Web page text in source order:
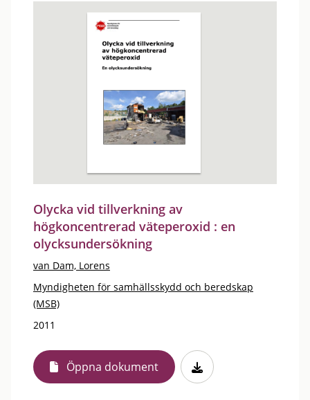
Olycka vid tillverkning av
högkoncentrerad väteperoxid : en
olycksundersökning
van Dam, Lorens
Myndigheten för samhällsskydd och beredskap
(MSB)
2011
Öppna dokument